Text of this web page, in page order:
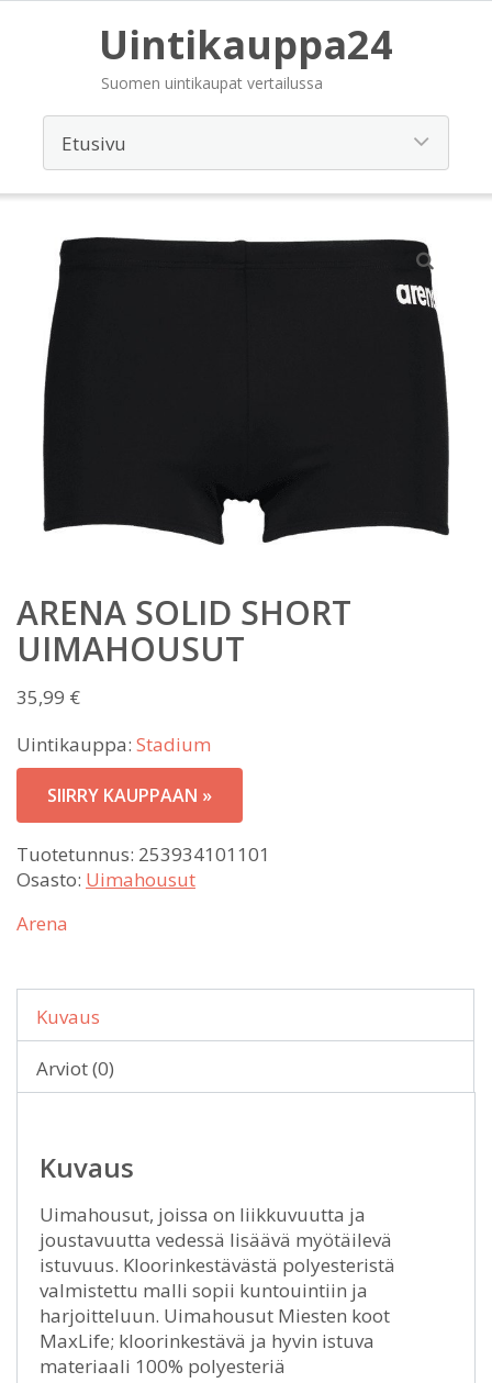
Uintikauppa24
Suomen uintikaupat vertailussa
ARENA SOLID SHORT
UIMAHOUSUT
35,99 €
Uintikauppa: Stadium
SIIRRY KAUPPAAN »
Tuotetunnus: 253934101101
Osasto: Uimahousut
Arena
Kuvaus
Arviot (0)
Kuvaus
Uimahousut, joissa on liikkuvuutta ja
joustavuutta vedessä lisäävä myötäilevä
istuvuus. Kloorinkestävästä polyesteristä
valmistettu malli sopii kuntouintiin ja
harjoitteluun. Uimahousut Miesten koot
MaxLife; kloorinkestävä ja hyvin istuva
materiaali 100% polyesteriä